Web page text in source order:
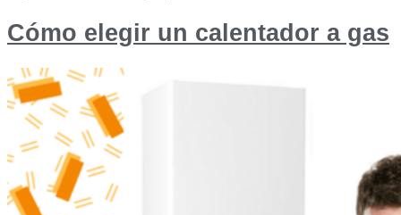
Cómo elegir un calentador a gas